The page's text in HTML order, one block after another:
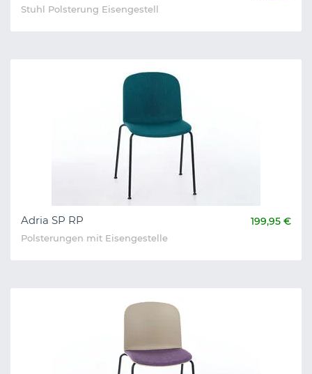
Stuhl Polsterung Eisengestell
Adria SP RP 199,95 €
Polsterungen mit Eisengestelle